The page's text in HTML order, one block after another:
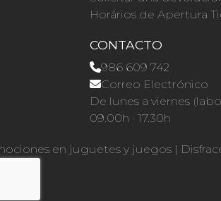
Horários de Apertura
CONTACTO
986 609 742
Correo Electrónico
De lunes a viernes
09.00h · 17.30h
en juguetes y juegos |